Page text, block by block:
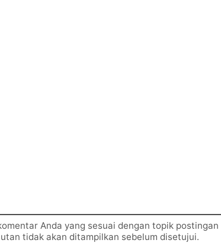
Anda yang sesuai dengan topik postingan
tidak akan ditampilkan sebelum disetujui.